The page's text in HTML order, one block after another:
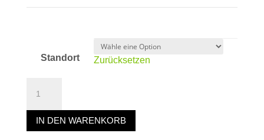
Standort Zurücksetzen
Probetraining
Menge
IN DEN WARENKORB